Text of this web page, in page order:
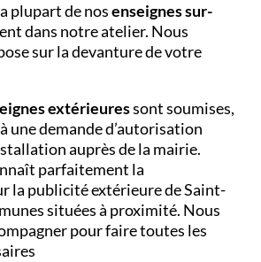
plupart de nosenseignes sur-
dans notre atelier. Nous
sur la devanture de votre
extérieuressont soumises,
une demande d’autorisation
auprès de la mairie.
parfaitement la
la publicité extérieure de Saint-
situées à proximité. Nous
pour faire toutes les